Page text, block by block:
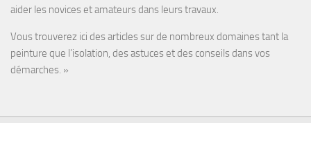
aider les novices et amateurs dans leurs travaux.
Vous trouverez ici des articles sur de nombreux domaines tant la
peinture que l’isolation, des astuces et des conseils dans vos
démarches. »